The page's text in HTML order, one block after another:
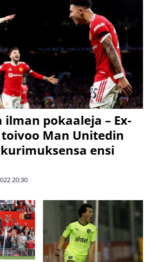
pokaaleja – Ex-
Man Unitedin
ensi
20:30